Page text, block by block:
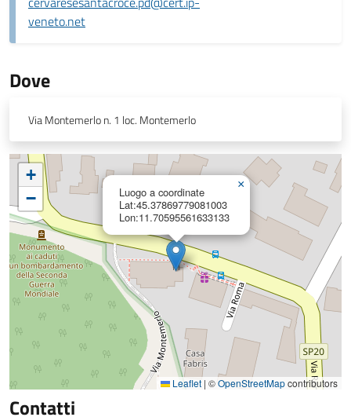
veneto.net
Dove
Via Montemerlo n. 1 loc. Montemerlo
Luogo a coordinate
Lat:45.37869779081003
Lon:11.70595561633133
×
+
−
Leaflet | ©OpenStreetMapcontributors
Contatti